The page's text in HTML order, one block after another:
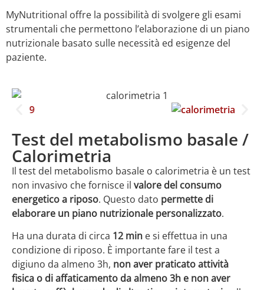
MyNutritional offre la possibilità di svolgere gli esami
strumentali che permettono l’elaborazione di un piano
nutrizionale basato sulle necessità ed esigenze del
paziente.
Test del metabolismo basale /
Calorimetria
Il test del metabolismo basale o calorimetria è un test
non invasivo che fornisce il valore del consumo
energetico a riposo. Questo dato permette di
elaborare un piano nutrizionale personalizzato.
Ha una durata di circa 12 min e si effettua in una
condizione di riposo. È importante fare il test a
digiuno da almeno 3h, non aver praticato attività
fisica o di affaticamento da almeno 3h e non aver